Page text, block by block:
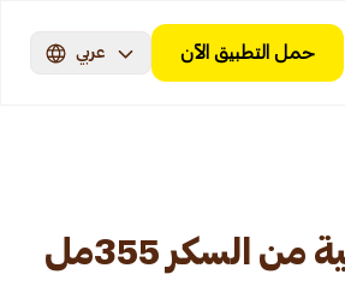
حمل التطبيق الآن عربي
السكر 355مل